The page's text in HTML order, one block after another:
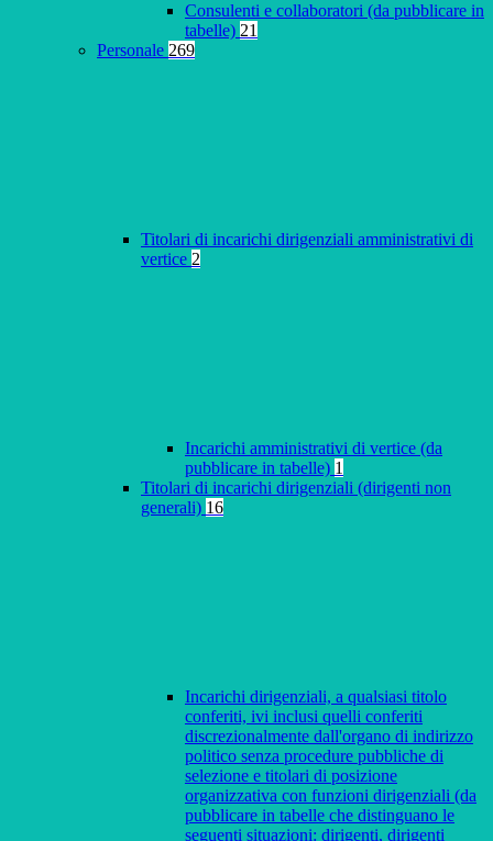
Consulenti e collaboratori (da pubblicare in
tabelle) 21
Personale 269
Titolari di incarichi dirigenziali amministrativi di
vertice 2
Incarichi amministrativi di vertice (da
pubblicare in tabelle) 1
Titolari di incarichi dirigenziali (dirigenti non
generali) 16
Incarichi dirigenziali, a qualsiasi titolo
conferiti, ivi inclusi quelli conferiti
discrezionalmente dall'organo di indirizzo
politico senza procedure pubbliche di
selezione e titolari di posizione
organizzativa con funzioni dirigenziali (da
pubblicare in tabelle che distinguano le
seguenti situazioni: dirigenti, dirigenti